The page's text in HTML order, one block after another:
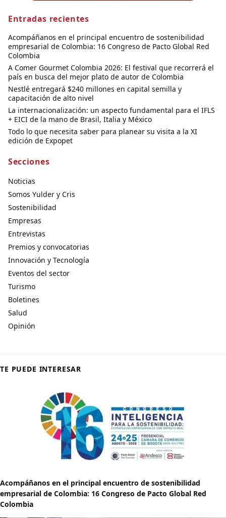
Entradas recientes
Acompáñanos en el principal encuentro de sostenibilidad
empresarial de Colombia: 16 Congreso de Pacto Global Red
Colombia
A Comer Gourmet Colombia 2026: El festival que recorrerá el
país en busca del mejor plato de autor de Colombia
Nestlé entregará $240 millones en capital semilla y
capacitación de alto nivel
La internacionalización: un aspecto fundamental para el IFLS
+ EICI de la mano de Brasil, Italia y México
Todo lo que necesita saber para planear su visita a la XI
edición de Expopet
Secciones
Noticias
Somos Yulder y Cris
Sostenibilidad
Empresas
Entrevistas
Premios y convocatorias
Innovación y Tecnología
Eventos del sector
Turismo
Boletines
Salud
Opinión
TE PUEDE INTERESAR
Acompáñanos en el principal encuentro de sostenibilidad
empresarial de Colombia: 16 Congreso de Pacto Global Red
Colombia